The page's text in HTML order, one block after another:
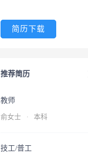
简历下载
推荐简历
教师
俞女士 · 本科
技工/普工